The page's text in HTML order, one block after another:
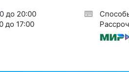
1 до 20:00
до 17:00